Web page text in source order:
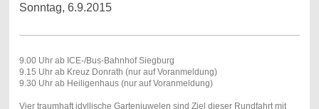
Sonntag, 6.9.2015
9.00 Uhr ab ICE-/Bus-Bahnhof Siegburg
9.15 Uhr ab Kreuz Donrath (nur auf Voranmeldung)
9.30 Uhr ab Heiligenhaus (nur auf Voranmeldung)
Vier traumhaft idyllische Gartenjuwelen sind Ziel dieser Rundfahrt mit